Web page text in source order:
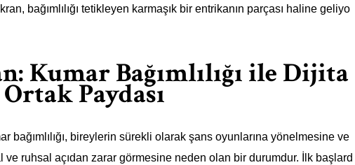
bağımlılığı tetikleyen karmaşık bir entrikanın parçası haline geliyo
Kumar Bağımlılığı ile Dijita
Paydası
bağımlılığı, bireylerin sürekli olarak şans oyunlarına yönelmesine ve
ruhsal açıdan zarar görmesine neden olan bir durumdur. İlk başlard